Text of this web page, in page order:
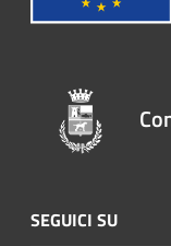
SEGUICI SU